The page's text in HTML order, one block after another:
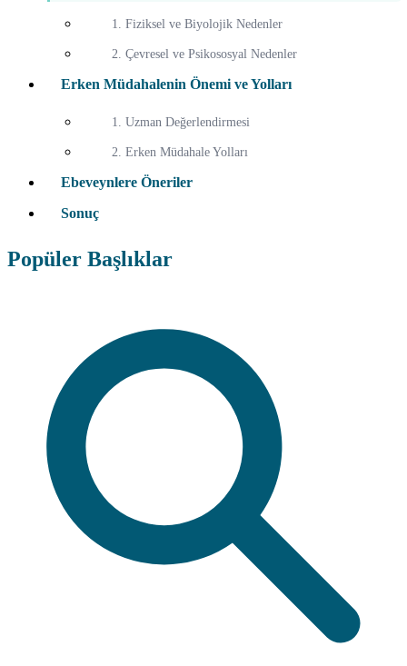
1. Fiziksel ve Biyolojik Nedenler
2. Çevresel ve Psikososyal Nedenler
Erken Müdahalenin Önemi ve Yolları
1. Uzman Değerlendirmesi
2. Erken Müdahale Yolları
Ebeveynlere Öneriler
Sonuç
Popüler Başlıklar